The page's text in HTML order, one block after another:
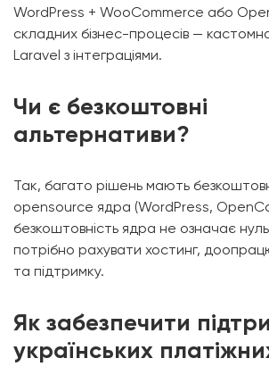
WordPress + WooCommerce або
складних бізнес-процесів —
Laravel з інтеграціями.
Чи є безкоштовні
альтернативи?
Так, багато рішень мають
opensource ядра (WordPress,
безкоштовність ядра не означає
потрібно рахувати хостинг,
та підтримку.
Як забезпечити
українських